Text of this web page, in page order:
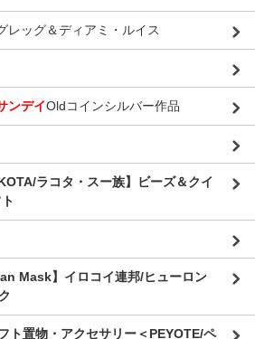
レッグ＆ディアミ・ルイス
ンデイOldコインシルバー作品
ラコタ・スー族】ビーズ＆クイ
Mask】イロコイ連邦/ヒューロン
ト置物・アクセサリー＜PEYOTE/ペ